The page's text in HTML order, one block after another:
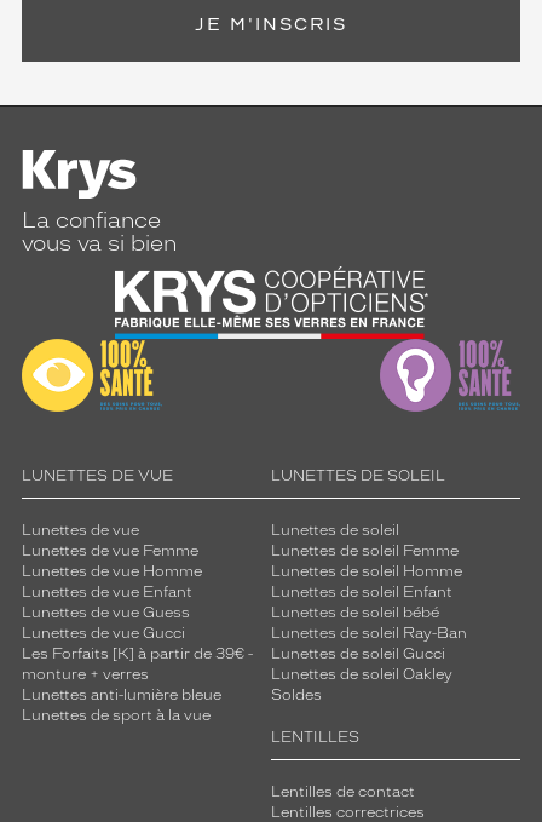
JE M'INSCRIS
La confiance
vous va si bien
LUNETTES DE VUE
Lunettes de vue
Lunettes de vue Femme
Lunettes de vue Homme
Lunettes de vue Enfant
Lunettes de vue Guess
Lunettes de vue Gucci
Les Forfaits [K] à partir de 39€ -
monture + verres
Lunettes anti-lumière bleue
Lunettes de sport à la vue
LUNETTES DE SOLEIL
Lunettes de soleil
Lunettes de soleil Femme
Lunettes de soleil Homme
Lunettes de soleil Enfant
Lunettes de soleil bébé
Lunettes de soleil Ray-Ban
Lunettes de soleil Gucci
Lunettes de soleil Oakley
Soldes
LENTILLES
Lentilles de contact
Lentilles correctrices